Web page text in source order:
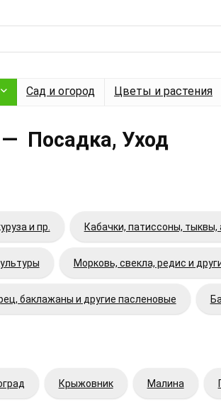
Сад и огород Цветы и растения
Посадка, Уход
и пр. Кабачки, патиссоны, тыквы,
Морковь, свекла, редис и
баклажаны и другие пасленовые
Крыжовник Малина